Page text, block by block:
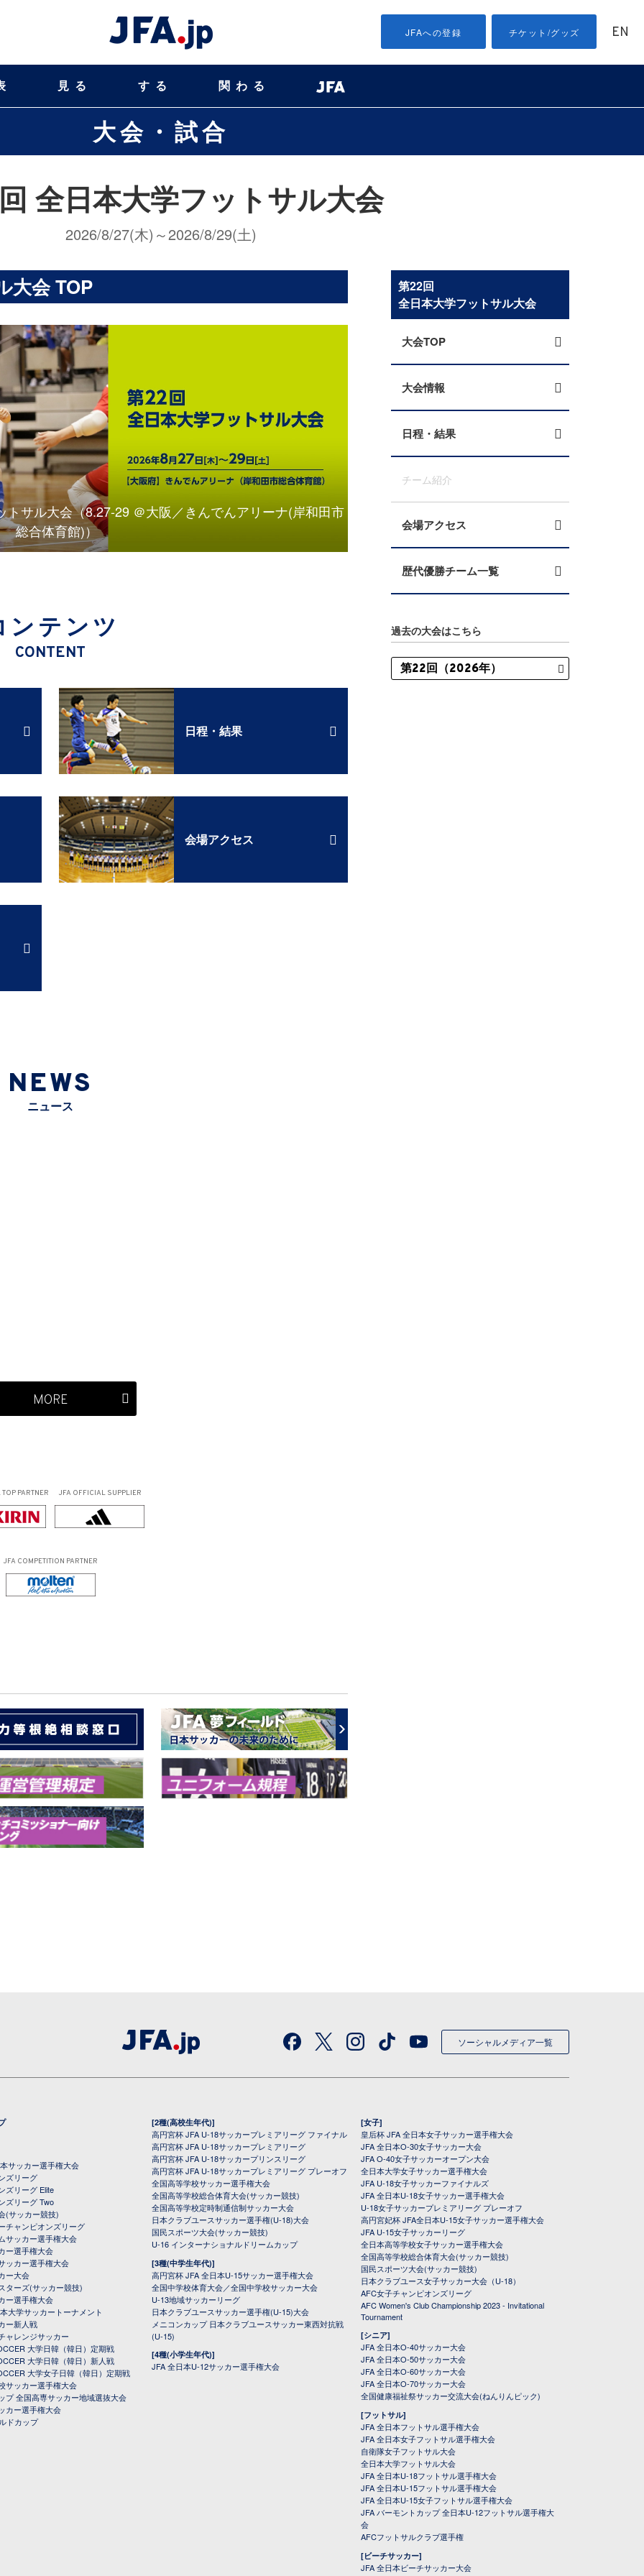
JFAへの登録 チケット/グッズ EN
見る する 関わる
大会・試合
大会 TOP
全日本大学フットサル大会
2026/8/27(木)～2026/8/29(土)
サル大会（8.27-29 ＠大阪／きんでんアリーナ(岸和田市
総合体育館)）
ンテンツ
CONTENT
日程・結果
会場アクセス
NEWS
ニュース
MORE
TOP PARTNER JFA OFFICIAL SUPPLIER
JFA COMPETITION PARTNER
第22回
全日本大学フットサル大会
大会TOP
大会情報
日程・結果
チーム紹介
会場アクセス
歴代優勝チーム一覧
過去の大会はこちら
ソーシャルメディア一覧
サッカー選手権大会
ズリーグ
ズリーグ Elite
ズリーグ Two
(サッカー競技)
チャンピオンズリーグ
サッカー選手権大会
ー選手権大会
ッカー選手権大会
ー大会
ターズ(サッカー競技)
ー選手権大会
大学サッカートーナメント
ー新人戦
ャレンジサッカー
大学日韓（韓日）定期戦
大学日韓（韓日）新人戦
大学女子日韓（韓日）定期戦
サッカー選手権大会
プ 全国高専サッカー地域選抜大会
カー選手権大会
ドカップ
[2種(高校生年代)]
高円宮杯 JFA U-18サッカープレミアリーグ ファイナル
高円宮杯 JFA U-18サッカープレミアリーグ
高円宮杯 JFA U-18サッカープリンスリーグ
高円宮杯 JFA U-18サッカープレミアリーグ プレーオフ
全国高等学校サッカー選手権大会
全国高等学校総合体育大会(サッカー競技)
全国高等学校定時制通信制サッカー大会
日本クラブユースサッカー選手権(U-18)大会
国民スポーツ大会(サッカー競技)
U-16 インターナショナルドリームカップ
[3種(中学生年代)]
高円宮杯 JFA 全日本U-15サッカー選手権大会
全国中学校体育大会／全国中学校サッカー大会
U-13地域サッカーリーグ
日本クラブユースサッカー選手権(U-15)大会
メニコンカップ 日本クラブユースサッカー東西対抗戦
(U-15)
[4種(小学生年代)]
JFA 全日本U-12サッカー選手権大会
[女子]
皇后杯 JFA 全日本女子サッカー選手権大会
JFA 全日本O-30女子サッカー大会
JFA O-40女子サッカーオープン大会
全日本大学女子サッカー選手権大会
JFA U-18女子サッカーファイナルズ
JFA 全日本U-18女子サッカー選手権大会
U-18女子サッカープレミアリーグ プレーオフ
高円宮妃杯 JFA全日本U-15女子サッカー選手権大会
JFA U-15女子サッカーリーグ
全日本高等学校女子サッカー選手権大会
全国高等学校総合体育大会(サッカー競技)
国民スポーツ大会(サッカー競技)
日本クラブユース女子サッカー大会（U-18）
AFC女子チャンピオンズリーグ
AFC Women's Club Championship 2023 - Invitational
Tournament
[シニア]
JFA 全日本O-40サッカー大会
JFA 全日本O-50サッカー大会
JFA 全日本O-60サッカー大会
JFA 全日本O-70サッカー大会
全国健康福祉祭サッカー交流大会(ねんりんピック)
[フットサル]
JFA 全日本フットサル選手権大会
JFA 全日本女子フットサル選手権大会
自衛隊女子フットサル大会
全日本大学フットサル大会
JFA 全日本U-18フットサル選手権大会
JFA 全日本U-15フットサル選手権大会
JFA 全日本U-15女子フットサル選手権大会
JFA バーモントカップ 全日本U-12フットサル選手権大
会
AFCフットサルクラブ選手権
[ビーチサッカー]
JFA 全日本ビーチサッカー大会